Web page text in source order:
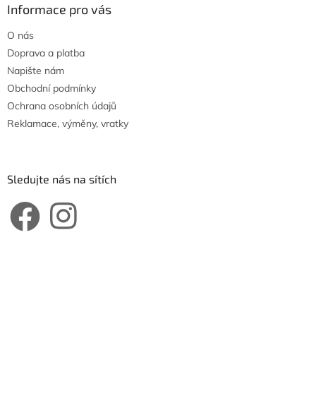
Informace pro vás
O nás
Doprava a platba
Napište nám
Obchodní podmínky
Ochrana osobních údajů
Reklamace, výměny, vratky
Sledujte nás na sítích